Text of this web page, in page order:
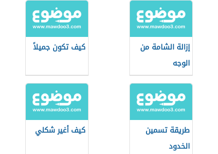
إزالة الشامة من
الوجه
كيف تكون جميلاً
طريقة تسمين
الخدود
كيف أغير شكلي